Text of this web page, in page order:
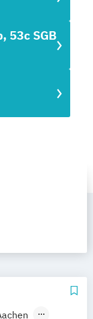
53c SGB